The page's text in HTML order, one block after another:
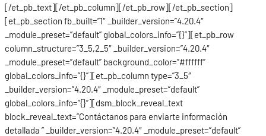
[/et_pb_text][/et_pb_column][/et_pb_row][/et_pb_section]
[et_pb_section fb_built=”1″ _builder_version=”4.20.4″
_module_preset=”default” global_colors_info=”{}”][et_pb_row
column_structure=”3_5,2_5″ _builder_version=”4.20.4″
_module_preset=”default” background_color=”#ffffff”
global_colors_info=”{}”][et_pb_column type=”3_5″
_builder_version=”4.20.4″ _module_preset=”default”
global_colors_info=”{}”][dsm_block_reveal_text
block_reveal_text=”Contáctanos para enviarte información
detallada ” _builder_version=”4.20.4″ _module_preset=”default”